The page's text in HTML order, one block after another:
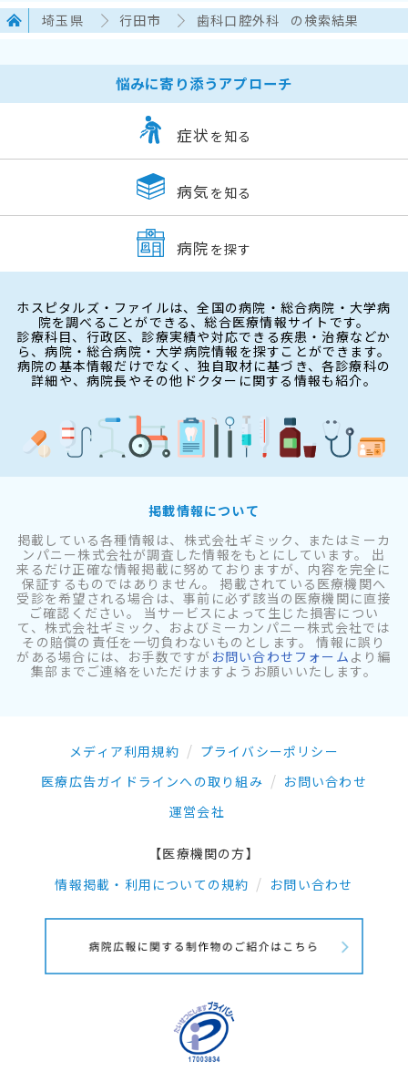
埼玉県 行田市 歯科口腔外科 の検索結果
悩みに寄り添うアプローチ
症状 を知る
病気 を知る
病院 を探す
ホスピタルズ・ファイルは、全国の病院・総合病院・大学病
院を調べることができる、総合医療情報サイトです。
診療科目、行政区、診療実績や対応できる疾患・治療などか
ら、病院・総合病院・大学病院情報を探すことができます。
病院の基本情報だけでなく、独自取材に基づき、各診療科の
詳細や、病院長やその他ドクターに関する情報も紹介。
掲載情報について
掲載している各種情報は、株式会社ギミック、またはミーカ
ンパニー株式会社が調査した情報をもとにしています。 出
来るだけ正確な情報掲載に努めておりますが、内容を完全に
保証するものではありません。 掲載されている医療機関へ
受診を希望される場合は、事前に必ず該当の医療機関に直接
ご確認ください。 当サービスによって生じた損害につい
て、株式会社ギミック、およびミーカンパニー株式会社では
その賠償の責任を一切負わないものとします。 情報に誤り
がある場合には、お手数ですが お問い合わせフォーム より編
集部までご連絡をいただけますようお願いいたします。
メディア利用規約
プライバシーポリシー
医療広告ガイドラインへの取り組み
お問い合わせ
運営会社
【医療機関の方】
情報掲載・利用についての規約
お問い合わせ